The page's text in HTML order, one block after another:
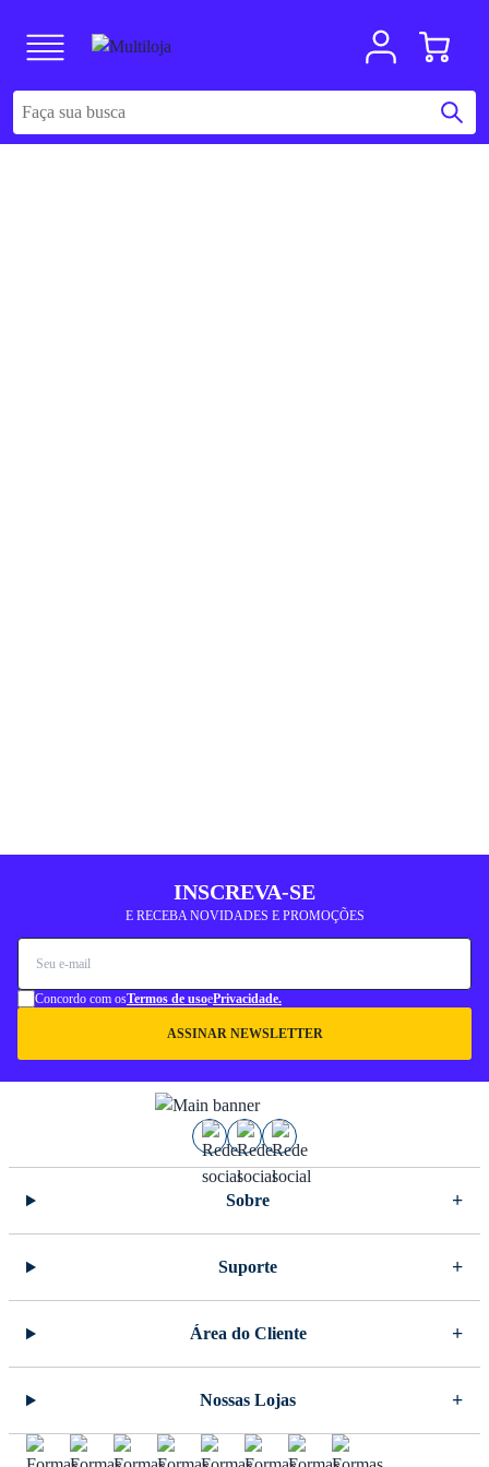
INSCREVA-SE
E RECEBA NOVIDADES E PROMOÇÕES
Concordo com osTermos de usoePrivacidade.
ASSINAR NEWSLETTER
Sobre
Suporte
Área do Cliente
Nossas Lojas